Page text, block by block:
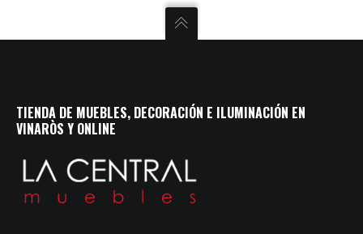
TIENDA DE MUEBLES, DECORACIÓN E ILUMINACIÓN EN
VINARÒS Y ONLINE